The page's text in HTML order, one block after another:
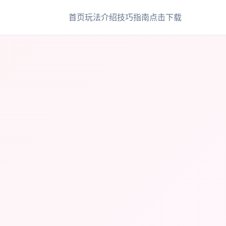
首页玩法介绍技巧指南点击下载